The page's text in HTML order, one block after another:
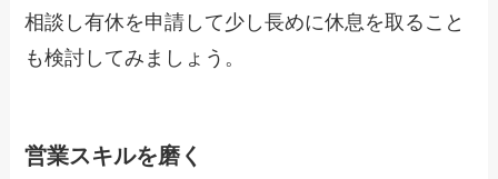
相談し有休を申請して少し長めに休息を取ること
も検討してみましょう。
営業スキルを磨く